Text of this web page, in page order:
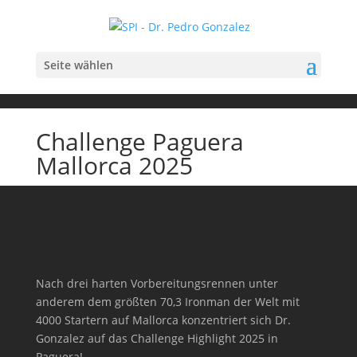
Seite wählen
Challenge Paguera
Mallorca 2025
Nach drei harten Vorbereitungsrennen unter
anderem dem größten 70,3 Ironman der Welt mit
4000 Startern auf Mallorca konzentriert sich Dr.
Gonzalez auf das Challenge Highlight 2025 in